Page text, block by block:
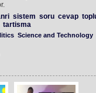
sistem soru cevap
tartisma
Science and Technology